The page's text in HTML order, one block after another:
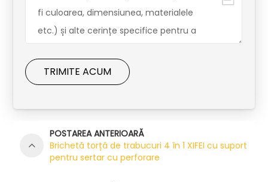
TRIMITE ACUM
POSTAREA ANTERIOARĂ
Brichetă torță de trabucuri 4 în 1 XIFEI cu suport
pentru sertar cu perforare